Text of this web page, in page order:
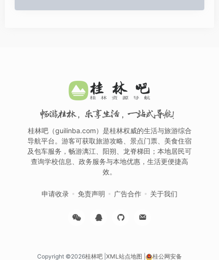
畅游桂林，乐享生活，一站式导航！
桂林吧（guilinba.com）是桂林权威的生活与旅游综合
导航平台。游客可获取旅游攻略、景点门票、美食住宿
及包车服务，畅游漓江、阳朔、龙脊梯田；本地居民可
查询学校信息、政务服务与本地优惠，生活更便捷高
效。
申请收录 免责声明 广告合作 关于我们
Copyright ©2026桂林吧 XML站点地图 桂公网安备